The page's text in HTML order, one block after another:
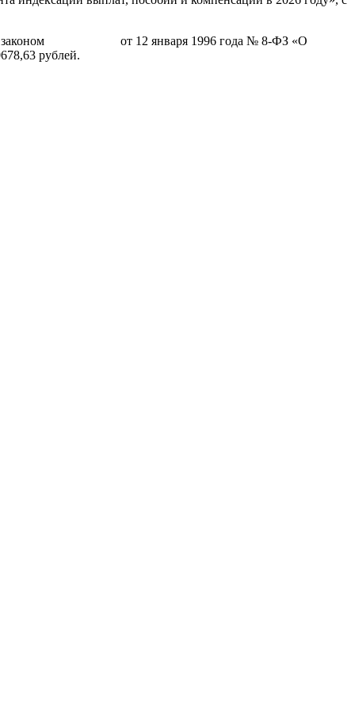
законом от 12 января 1996 года № 8-ФЗ «О
рублей.